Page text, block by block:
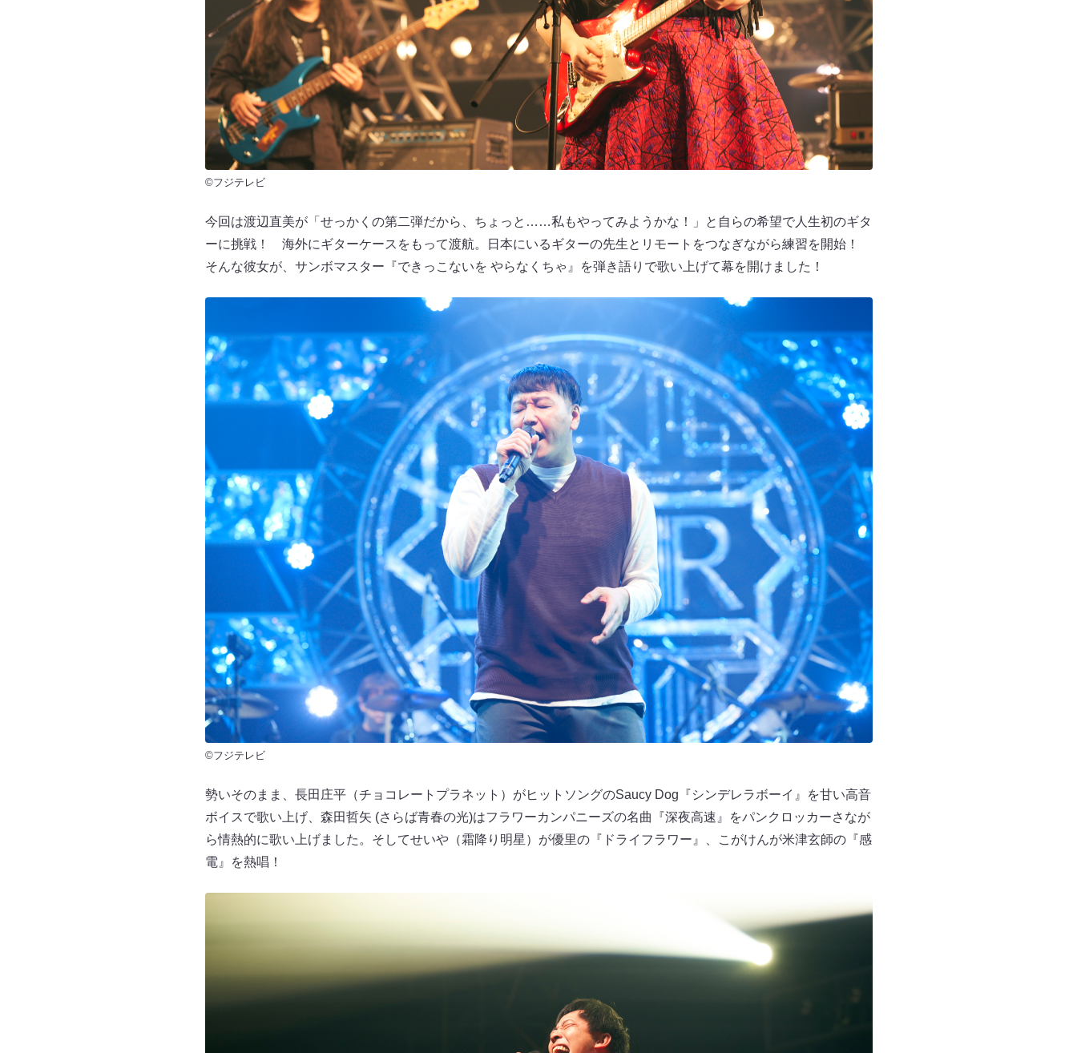
©フジテレビ
今回は渡辺直美が「せっかくの第二弾だから、ちょっと……私もやってみようかな！」と自らの希望で人生初のギタ
ーに挑戦！ 海外にギターケースをもって渡航。日本にいるギターの先生とリモートをつなぎながら練習を開始！
そんな彼女が、サンボマスター『できっこないを やらなくちゃ』を弾き語りで歌い上げて幕を開けました！
©フジテレビ
勢いそのまま、長田庄平（チョコレートプラネット）がヒットソングのSaucy Dog『シンデレラボーイ』を甘い高音
ボイスで歌い上げ、森田哲矢 (さらば青春の光)はフラワーカンパニーズの名曲『深夜高速』をパンクロッカーさなが
ら情熱的に歌い上げました。そしてせいや（霜降り明星）が優里の『ドライフラワー』、こがけんが米津玄師の『感
電』を熱唱！